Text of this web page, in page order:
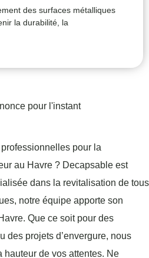
des surfaces métalliques
la durabilité, la
pour l'instant
pour la
au Havre ? Decapsable est
dans la revitalisation de tous
notre équipe apporte son
Que ce soit pour des
des projets d’envergure, nous
hauteur de vos attentes. Ne